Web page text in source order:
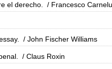
el derecho. / Francesco
/ John Fischer Williams
/ Claus Roxin